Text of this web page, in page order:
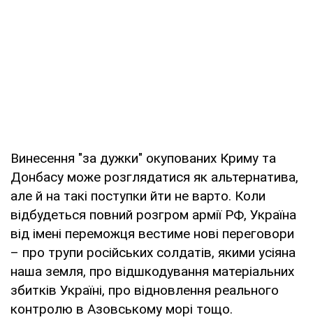
Винесення "за дужки" окупованих Криму та
Донбасу може розглядатися як альтернатива,
але й на такі поступки йти не варто. Коли
відбудеться повний розгром армії РФ, Україна
від імені переможця вестиме нові переговори
– про трупи російських солдатів, якими усіяна
наша земля, про відшкодування матеріальних
збитків Україні, про відновлення реального
контролю в Азовському морі тощо.